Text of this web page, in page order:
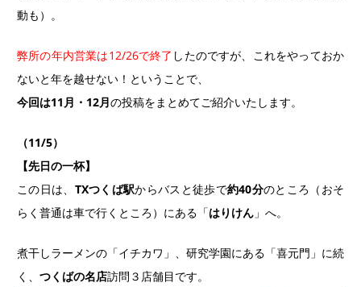
動も）。
弊所の年内営業は12/26で終了 したのですが、これをやっておか
ないと年を越せない！ということで、
今回は11月・12月の投稿をまとめてご紹介いたします。
（11/5）
【先日の一杯】
この日は、 TXつくば駅からバスと徒歩で約40分のところ（おそ
らく普通は車で行くところ）にある「はりけん 」へ。
煮干しラーメンの「イチカワ」、研究学園にある「喜元門」に続
く、 つくばの名店訪問３店舗目です。